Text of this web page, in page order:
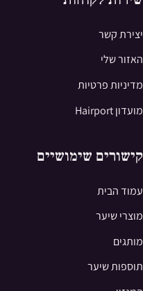
יצירת קשר
האזור שלי
מדיניות פרטיות
מועדון Hairport
קישורים שימושיים
עמוד הבית
מוצרי שיער
מותגים
תוספות שיער